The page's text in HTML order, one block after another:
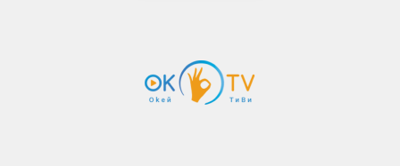
Метро Арсенальная - Родина Мать
персонам, желающим необычно отпраздновать какое-то